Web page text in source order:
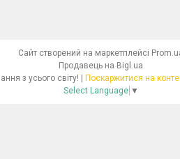
Сайт створений на маркетплейсі
Продавець на Bigl.ua
Dolcibo - продукти харчування з усього світу! | Поскаржитися на
Select Language ▼